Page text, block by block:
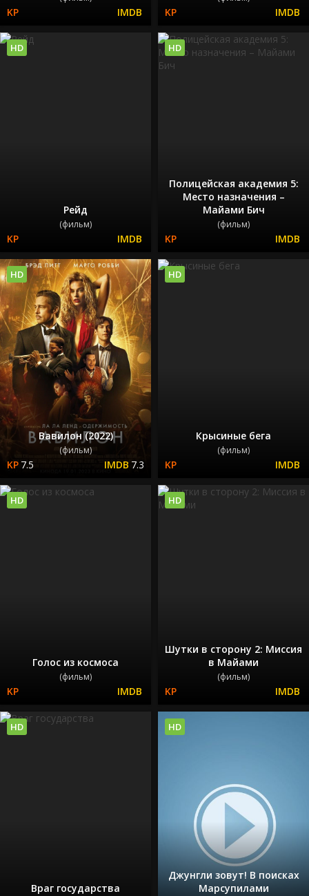
Рейд
(фильм)
HD
Полицейская академия 5:
Место назначения –
Майами Бич
(фильм)
HD
Вавилон (2022)
(фильм)
7.5 7.3
HD
Крысиные бега
(фильм)
HD
Голос из космоса
(фильм)
HD
Шутки в сторону 2: Миссия
в Майами
(фильм)
HD
Враг государства
HD
Джунгли зовут! В поисках
Марсупилами
HD